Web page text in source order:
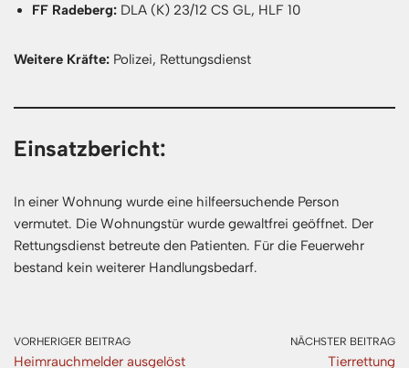
FF Radeberg: DLA (K) 23/12 CS GL, HLF 10
Weitere Kräfte: Polizei, Rettungsdienst
Einsatzbericht:
In einer Wohnung wurde eine hilfeersuchende Person
vermutet. Die Wohnungstür wurde gewaltfrei geöffnet. Der
Rettungsdienst betreute den Patienten. Für die Feuerwehr
bestand kein weiterer Handlungsbedarf.
VORHERIGER BEITRAG
Heimrauchmelder ausgelöst
NÄCHSTER BEITRAG
Tierrettung